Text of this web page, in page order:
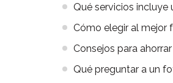
Qué servicios
Cómo elegir al mejor
Consejos para
Qué preguntar a un